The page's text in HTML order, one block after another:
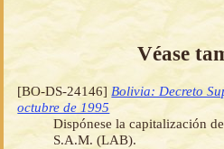
Véase
[BO-DS-24146] Bolivia: Decreto
octubre de 1995
Dispónese la capitalización
S.A.M. (LAB).